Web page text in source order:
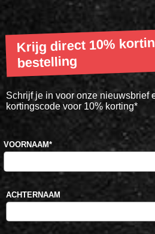
Krijg direct 10%
bestelling
Schrijf je in voor onze nieuwsbrief
kortingscode voor 10% korting*
VOORNAAM*
ACHTERNAAM